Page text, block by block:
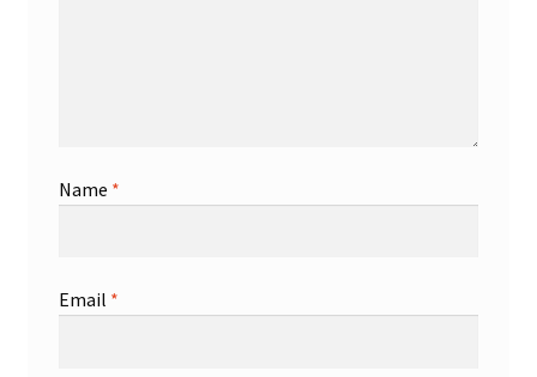
Name *
Email *